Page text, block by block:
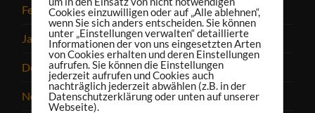
Februar 2023
Januar 2023
Dezember 2022
November 2022
Cookies einzuwilligen oder auf „Alle ablehnen“,
wenn Sie sich anders entscheiden. Sie können
unter „Einstellungen verwalten“ detaillierte
Informationen der von uns eingesetzten Arten
von Cookies erhalten und deren Einstellungen
aufrufen. Sie können die Einstellungen
jederzeit aufrufen und Cookies auch
nachträglich jederzeit abwählen (z.B. in der
Datenschutzerklärung oder unten auf unserer
Webseite).